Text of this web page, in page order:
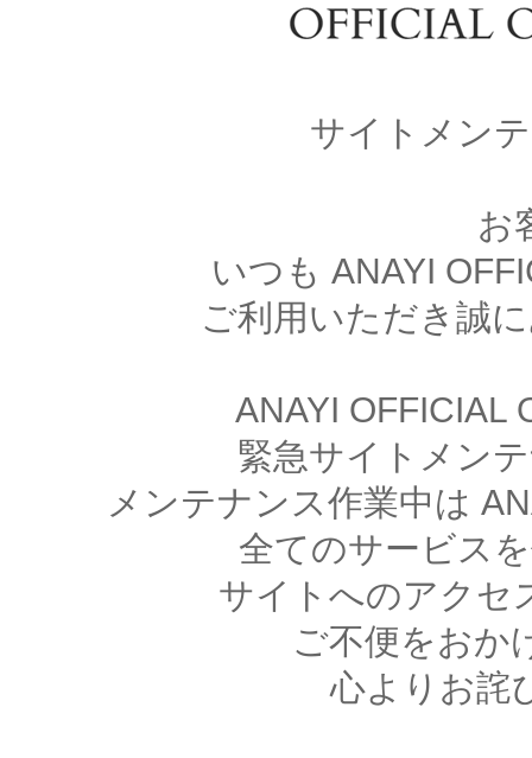
サイトメン
お
いつも ANAYI
ご利用いただき誠
ANAYI OFFICIAL
緊急サイトメン
メンテナンス作業中は
全てのサービス
サイトへのアクセ
ご不便をおか
心よりお詫